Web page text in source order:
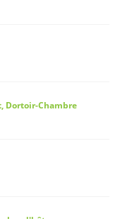
Dortoir-Chambre